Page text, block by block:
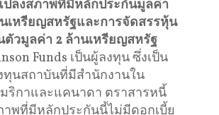
ปลงสภาพที่มีหลักประกันมูลค่า
เหรียญสหรัฐและการจัดสรรหุ้น
ตัวมูลค่า 2 ล้านเหรียญสหรัฐ
Funds เป็นผู้ลงทุน ซึ่งเป็น
ทุนสถาบันที่มีสำนักงานใน
ริกาและแคนาดา ตราสารหนี้
าพที่มีหลักประกันนี้ไม่มีดอกเบี้ย